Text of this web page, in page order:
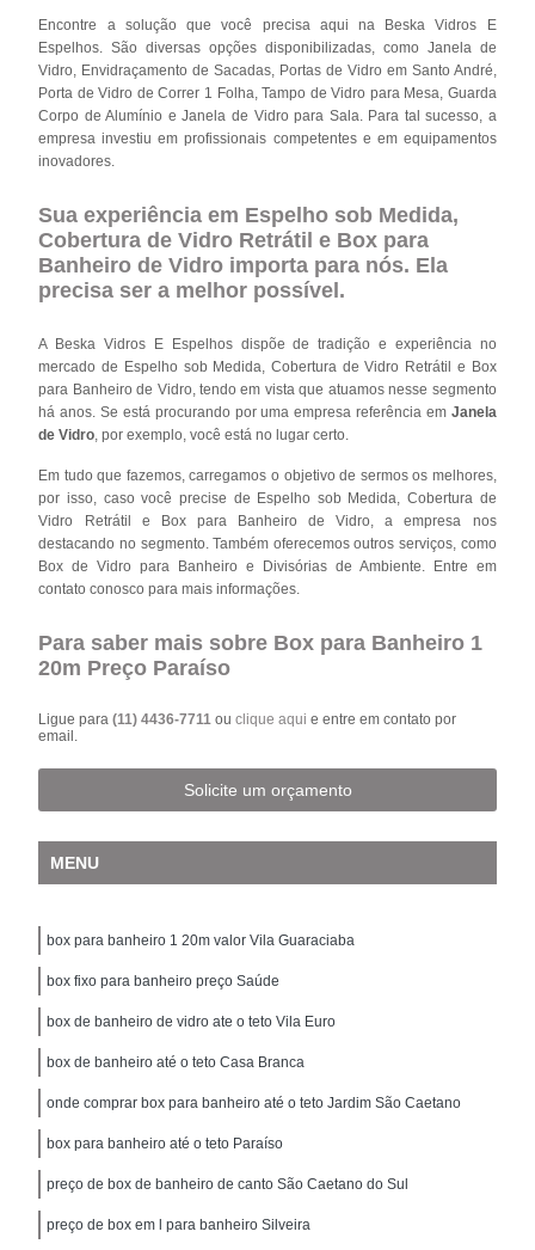
Encontre a solução que você precisa aqui na Beska Vidros E
Espelhos. São diversas opções disponibilizadas, como Janela de
Vidro, Envidraçamento de Sacadas, Portas de Vidro em Santo André,
Porta de Vidro de Correr 1 Folha, Tampo de Vidro para Mesa, Guarda
Corpo de Alumínio e Janela de Vidro para Sala. Para tal sucesso, a
empresa investiu em profissionais competentes e em equipamentos
inovadores.
Sua experiência em Espelho sob Medida,
Cobertura de Vidro Retrátil e Box para
Banheiro de Vidro importa para nós. Ela
precisa ser a melhor possível.
A Beska Vidros E Espelhos dispõe de tradição e experiência no
mercado de Espelho sob Medida, Cobertura de Vidro Retrátil e Box
para Banheiro de Vidro, tendo em vista que atuamos nesse segmento
há anos. Se está procurando por uma empresa referência em Janela
de Vidro , por exemplo, você está no lugar certo.
Em tudo que fazemos, carregamos o objetivo de sermos os melhores,
por isso, caso você precise de Espelho sob Medida, Cobertura de
Vidro Retrátil e Box para Banheiro de Vidro, a empresa nos
destacando no segmento. Também oferecemos outros serviços, como
Box de Vidro para Banheiro e Divisórias de Ambiente. Entre em
contato conosco para mais informações.
Para saber mais sobre Box para Banheiro 1
20m Preço Paraíso
Ligue para(11) 4436-7711ouclique aqui e entre em contato por
email.
Solicite um orçamento
MENU
box para banheiro 1 20m valor Vila Guaraciaba
box fixo para banheiro preço Saúde
box de banheiro de vidro ate o teto Vila Euro
box de banheiro até o teto Casa Branca
onde comprar box para banheiro até o teto Jardim São Caetano
box para banheiro até o teto Paraíso
preço de box de banheiro de canto São Caetano do Sul
preço de box em l para banheiro Silveira